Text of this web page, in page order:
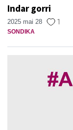
Indar gorri
2025 mai 28 1
SONDIKA